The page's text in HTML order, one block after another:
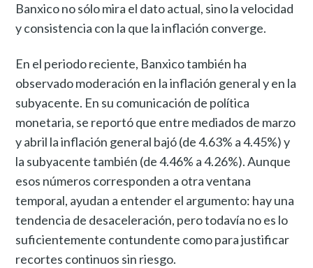
Banxico no sólo mira el dato actual, sino la velocidad
y consistencia con la que la inflación converge.
En el periodo reciente, Banxico también ha
observado moderación en la inflación general y en la
subyacente. En su comunicación de política
monetaria, se reportó que entre mediados de marzo
y abril la inflación general bajó (de 4.63% a 4.45%) y
la subyacente también (de 4.46% a 4.26%). Aunque
esos números corresponden a otra ventana
temporal, ayudan a entender el argumento: hay una
tendencia de desaceleración, pero todavía no es lo
suficientemente contundente como para justificar
recortes continuos sin riesgo.